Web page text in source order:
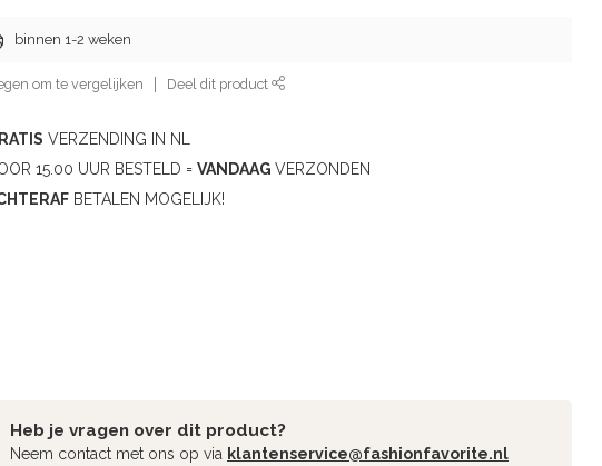
binnen 1-2 weken
om te vergelijken Deel dit product
VERZENDING IN NL
15.00 UUR BESTELD =VANDAAGVERZONDEN
BETALEN MOGELIJK!
Heb je vragen over dit product?
Neem contact met ons op via klantenservice@fashionfavorite.nl